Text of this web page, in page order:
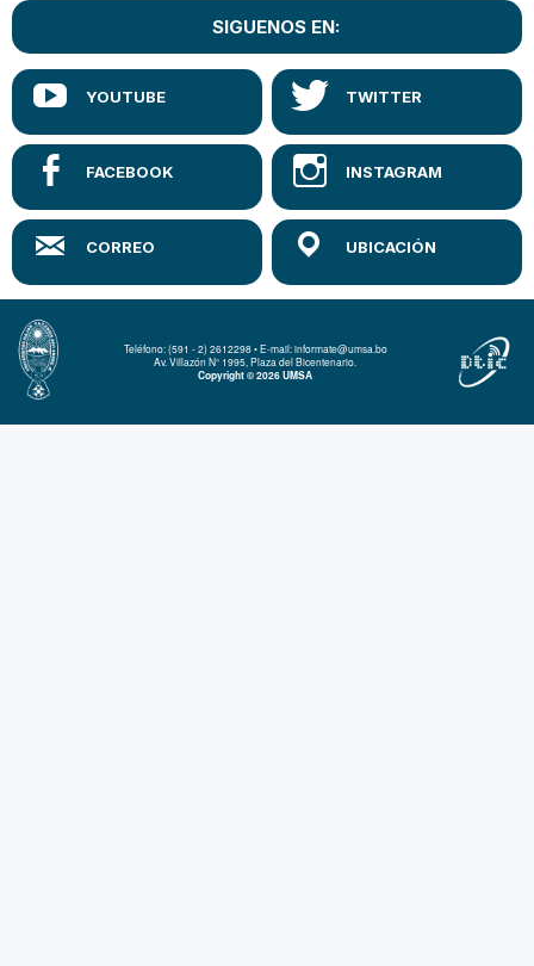
SIGUENOS EN:
Teléfono: (591 - 2) 2612298 • E-mail: informate@umsa.bo
Av. Villazón N° 1995, Plaza del Bicentenario.
Copyright © 2026 UMSA